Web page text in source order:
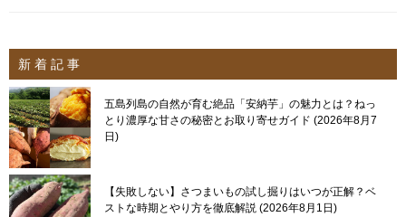
新 着 記 事
五島列島の自然が育む絶品「安納芋」の魅力とは？ねっ
とり濃厚な甘さの秘密とお取り寄せガイド 2026年8月7
日
【失敗しない】さつまいもの試し掘りはいつが正解？ベ
ストな時期とやり方を徹底解説 2026年8月1日